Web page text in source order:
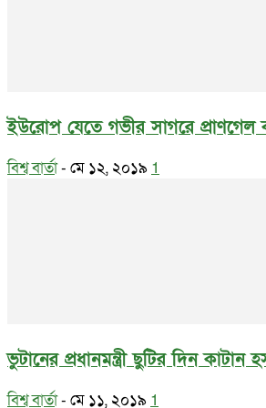
ইউরোপ যেতে গভীর সাগরে
বিশ্ব বার্তা- মে ১২, ২০১৯ 1
ভুটানের প্রধানমন্ত্রী ছুটির দিন কাটান
বিশ্ব বার্তা- মে ১১, ২০১৯ 1